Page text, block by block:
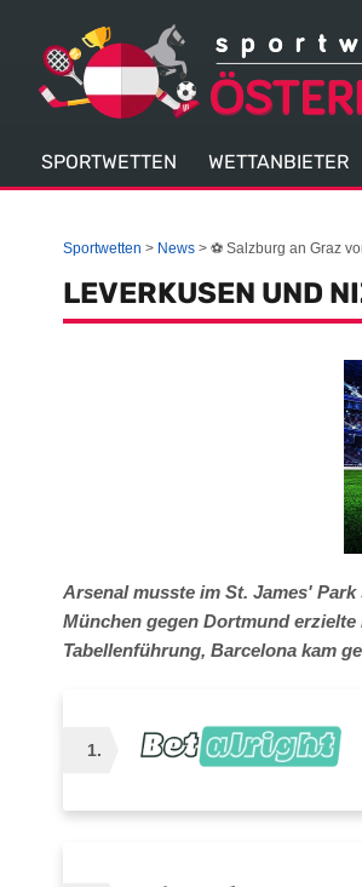
SPORTWETTEN WETTANBIETER
Sportwetten News ⚽ Salzburg an Graz
LEVERKUSEN UND
Arsenal musste im St. James'
München gegen Dortmund
Tabellenführung, Barcelona kam
1.